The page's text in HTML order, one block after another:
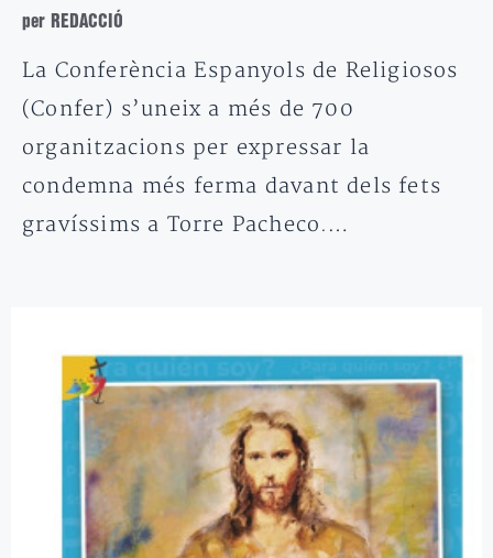
per REDACCIÓ
La Conferència Espanyols de Religiosos
(Confer) s’uneix a més de 700
organitzacions per expressar la
condemna més ferma davant dels fets
gravíssims a Torre Pacheco.…